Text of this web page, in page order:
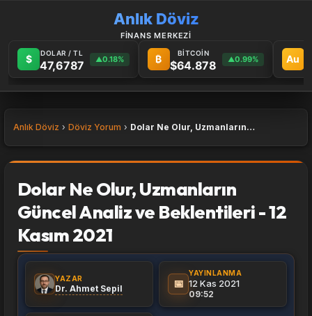
Anlık Döviz
FİNANS MERKEZİ
$ DOLAR / TL
47,6787 ▲0.18% ₿ BİTCOİN
$64.878 ▲0.99% Au
Anlık Döviz Döviz Yorum Dolar Ne Olur, Uzmanların Güncel Analiz ve Beklentileri - 12 Kasım 2021
Dolar Ne Olur, Uzmanların
Güncel Analiz ve Beklentileri - 12
Kasım 2021
YAZAR
Dr. Ahmet Sepil 📅
YAYINLANMA
12 Kas 2021
09:52